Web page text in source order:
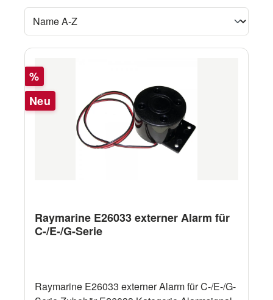
Rabatt
%
Neu
Raymarine E26033 externer Alarm für
C-/E-/G-Serie
Raymarine E26033 externer Alarm für C-/E-/G-